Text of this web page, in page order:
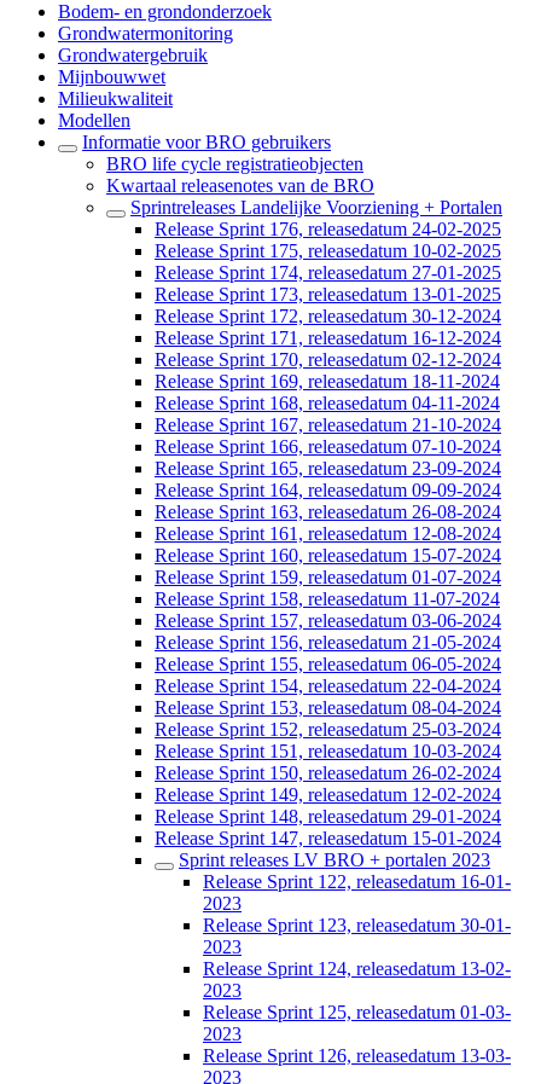
Bodem- en grondonderzoek
Grondwatermonitoring
Grondwatergebruik
Mijnbouwwet
Milieukwaliteit
Modellen
Informatie voor BRO gebruikers
BRO life cycle registratieobjecten
Kwartaal releasenotes van de BRO
Sprintreleases Landelijke Voorziening + Portalen
Release Sprint 176, releasedatum 24-02-2025
Release Sprint 175, releasedatum 10-02-2025
Release Sprint 174, releasedatum 27-01-2025
Release Sprint 173, releasedatum 13-01-2025
Release Sprint 172, releasedatum 30-12-2024
Release Sprint 171, releasedatum 16-12-2024
Release Sprint 170, releasedatum 02-12-2024
Release Sprint 169, releasedatum 18-11-2024
Release Sprint 168, releasedatum 04-11-2024
Release Sprint 167, releasedatum 21-10-2024
Release Sprint 166, releasedatum 07-10-2024
Release Sprint 165, releasedatum 23-09-2024
Release Sprint 164, releasedatum 09-09-2024
Release Sprint 163, releasedatum 26-08-2024
Release Sprint 161, releasedatum 12-08-2024
Release Sprint 160, releasedatum 15-07-2024
Release Sprint 159, releasedatum 01-07-2024
Release Sprint 158, releasedatum 11-07-2024
Release Sprint 157, releasedatum 03-06-2024
Release Sprint 156, releasedatum 21-05-2024
Release Sprint 155, releasedatum 06-05-2024
Release Sprint 154, releasedatum 22-04-2024
Release Sprint 153, releasedatum 08-04-2024
Release Sprint 152, releasedatum 25-03-2024
Release Sprint 151, releasedatum 10-03-2024
Release Sprint 150, releasedatum 26-02-2024
Release Sprint 149, releasedatum 12-02-2024
Release Sprint 148, releasedatum 29-01-2024
Release Sprint 147, releasedatum 15-01-2024
Sprint releases LV BRO + portalen 2023
Release Sprint 122, releasedatum 16-01-
2023
Release Sprint 123, releasedatum 30-01-
2023
Release Sprint 124, releasedatum 13-02-
2023
Release Sprint 125, releasedatum 01-03-
2023
Release Sprint 126, releasedatum 13-03-
2023